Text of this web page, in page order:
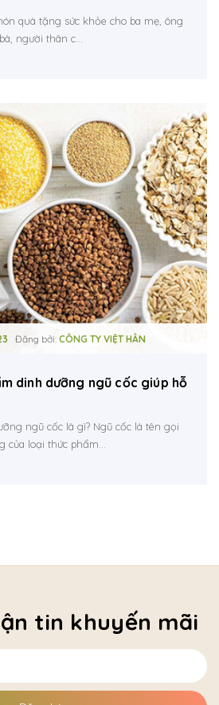
quà tặng sức khỏe cho ba mẹ, ông
bà, người thân c...
Đăng bởi: CÔNG TY VIỆT HÂN
dinh dưỡng ngũ cốc giúp hỗ trợ
ngũ cốc là gì? Ngũ cốc là tên gọi
của loại thức phẩm...
tin khuyến mãi